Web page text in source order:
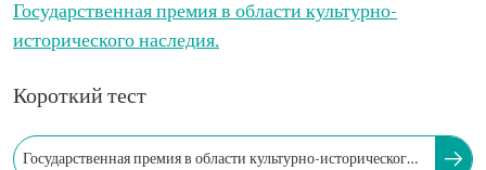
Государственная премия в области культурно-
исторического наследия.
Короткий тест
Государственная премия в области культурно-исторического